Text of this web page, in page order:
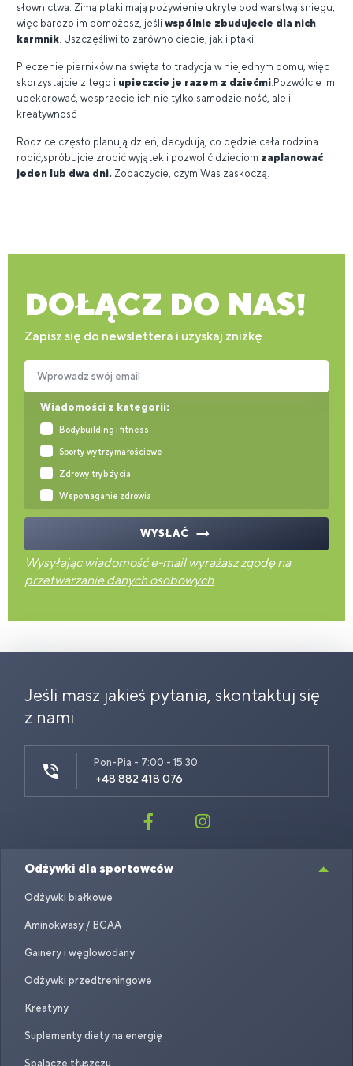
słownictwa. Zimą ptaki mają pożywienie ukryte pod warstwą śniegu,
więc bardzo im pomożesz, jeśli wspólnie zbudujecie dla nich
karmnik . Uszczęśliwi to zarówno ciebie, jak i ptaki.
Pieczenie pierników na święta to tradycja w niejednym domu, więc
skorzystajcie z tego i upieczcie je razem z dziećmi .Pozwólcie im
udekorować, wesprzecie ich nie tylko samodzielność, ale i
kreatywność
Rodzice często planują dzień, decydują, co będzie cała rodzina
robić,spróbujcie zrobić wyjątek i pozwolić dzieciom zaplanować
jeden lub dwa dni. Zobaczycie, czym Was zaskoczą.
DOŁĄCZ DO NAS!
Zapisz się do newslettera i uzyskaj zniżkę
Wiadomości z kategorii:
Bodybuilding i fitness
Sporty wytrzymałościowe
Zdrowy tryb życia
Wspomaganie zdrowia
Wprowadź swój email
WYSŁAĆ
Wysyłając wiadomość e-mail wyrażasz zgodę na
przetwarzanie danych osobowych
Jeśli masz jakieś pytania, skontaktuj się
z nami
Pon-Pia - 7:00 - 15:30
+48 882 418 076
Odżywki dla sportowców
Odżywki białkowe
Aminokwasy / BCAA
Gainery i węglowodany
Odżywki przedtreningowe
Kreatyny
Suplementy diety na energię
Spalacze tłuszczu